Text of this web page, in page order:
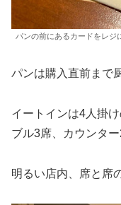
パンの前にあるカードをレジ
パンは購入直前まで
イートインは4人掛
ブル3席、カウンター
明るい店内、席と席